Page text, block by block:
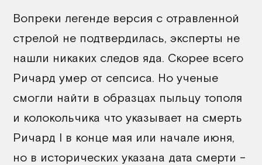
Вопреки легенде версия с отравленной
стрелой не подтвердилась, эксперты не
нашли никаких следов яда. Скорее всего
Ричард умер от сепсиса. Но ученые
смогли найти в образцах пыльцу тополя
и колокольчика что указывает на смерть
Ричард I в конце мая или начале июня,
но в исторических указана дата смерти –